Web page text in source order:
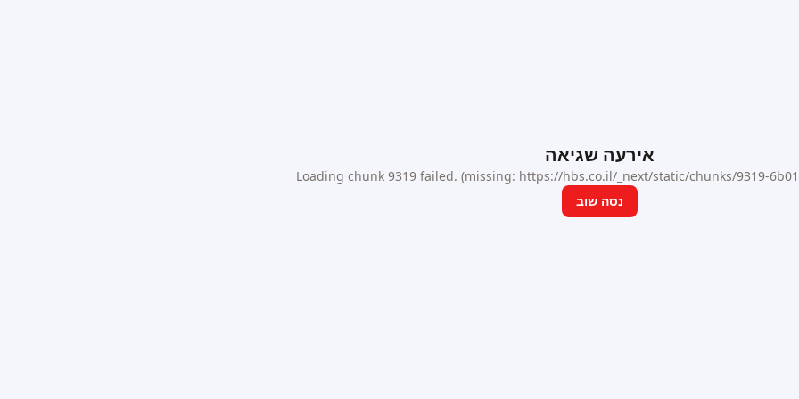
אירעה שגיאה
Loading chunk 9319 failed. (missing: https://hbs.co.il/_next/static/chunks/9319-
נסה שוב